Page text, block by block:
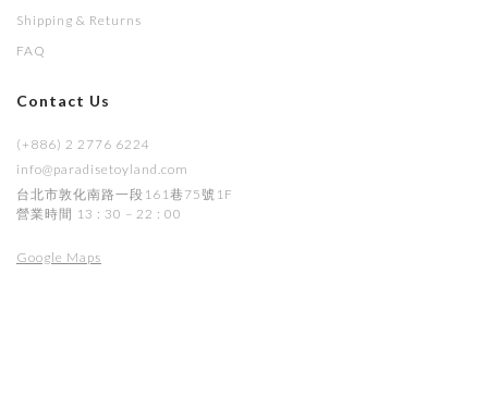
Shipping & Returns
FAQ
Contact Us
(+886) 2 2776 6224
info@paradisetoyland.com
台北市敦化南路一段161巷75號1F
營業時間 13 : 30 – 22 : 00
Google Maps